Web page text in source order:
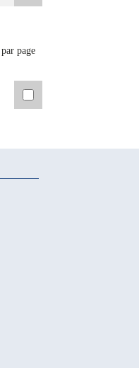
par page